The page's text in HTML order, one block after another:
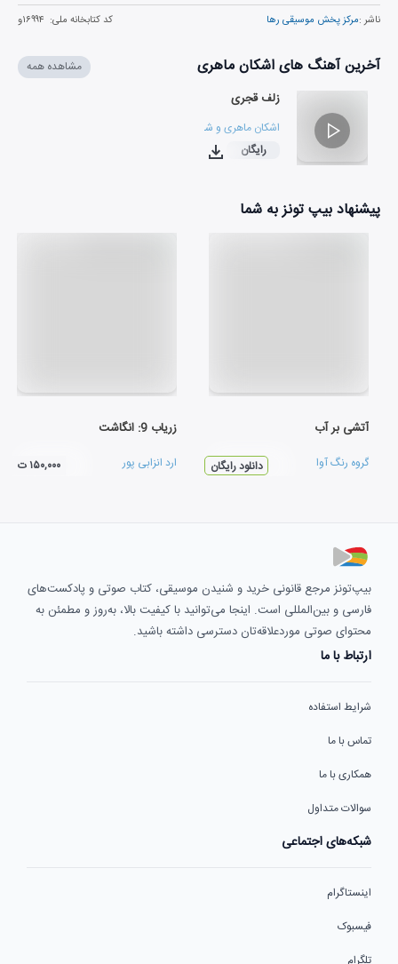
ناشر :مرکز پخش موسیقی رها کد کتابخانه ملی: ۱۶۹۹۴و
آخرین آهنگ های اشکان ماهری مشاهده همه
زلف قجری
اشکان ماهری و شقایق فرهانی
۰۳:۰۲
رایگان
پیشنهاد بیپ تونز به شما
آتشی بر آب
گروه رنگ آوا دانلود رایگان
زریاب 9: انگاشت
ارد انزابی پور ۱۵۰,۰۰۰ ت
بیپ‌تونز مرجع قانونی خرید و شنیدن موسیقی، کتاب صوتی و پادکست‌های
فارسی و بین‌المللی است. اینجا می‌توانید با کیفیت بالا، به‌روز و مطمئن به
محتوای صوتی موردعلاقه‌تان دسترسی داشته باشید.
ارتباط با ما
شرایط استفاده
تماس با ما
همکاری با ما
سوالات متداول
شبکه‌های اجتماعی
اینستاگرام
فیسبوک
تلگرام